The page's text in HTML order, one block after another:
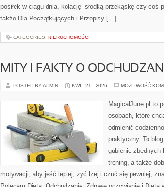
posiłek w ciągu dnia, kolację, słodką przekąskę czy coś
także Dla Początkujących i Przepisy […]
CATEGORIES: NIERUCHOMOŚCI
MITY I FAKTY O
POSTED BY ADMIN KWI - 21 - 2026 MOŻLIWOŚĆ
MagicalJune.pl to
osobach, które
odmienić
praktyczny. To
gubienie zbędnych
trening, a także
motywacji, aby jeść lepiej, żyć lżej i czuć się pewniej,